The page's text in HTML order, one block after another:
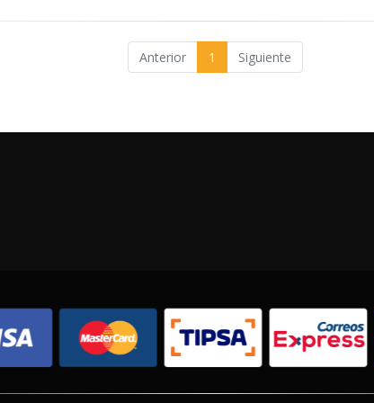
Anterior 1 Siguiente